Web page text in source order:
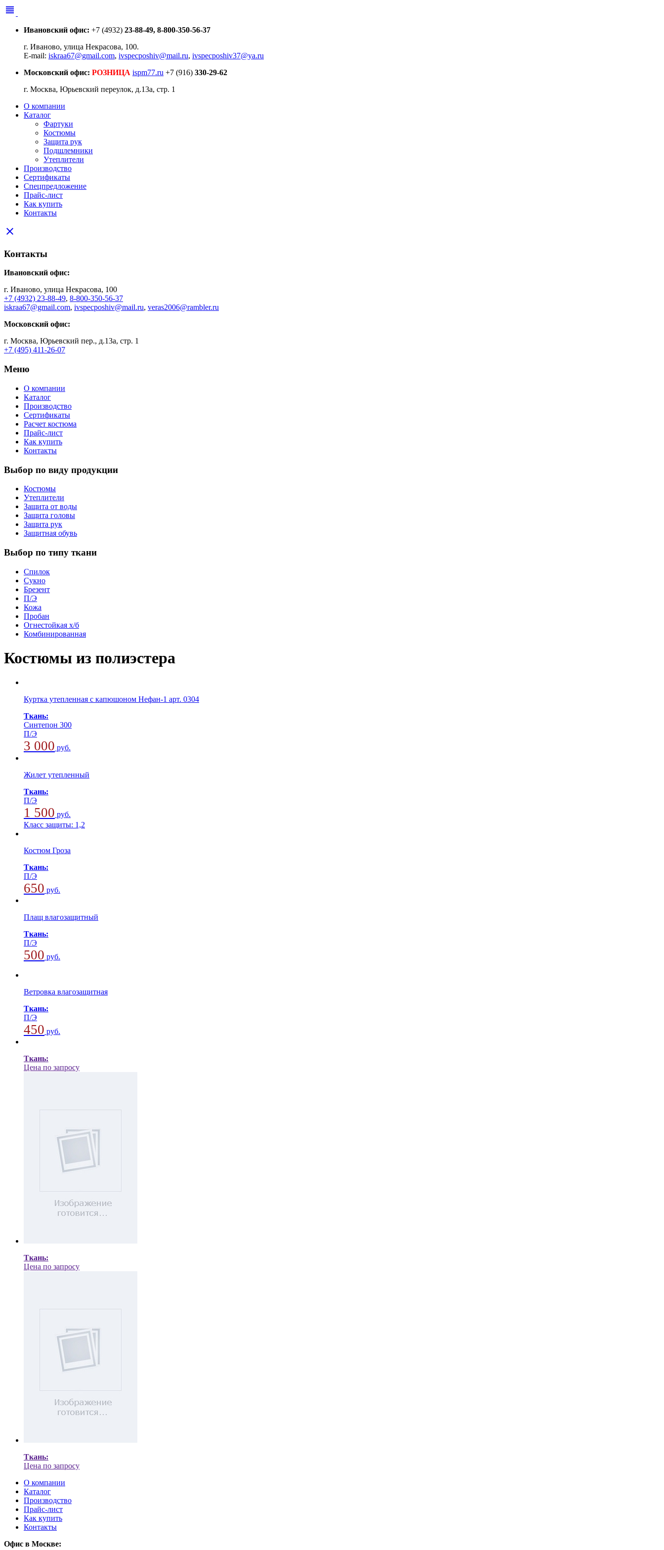
view_headline
Ивановский офис: +7 (4932) 23-88-49, 8-800-350-56-37
г. Иваново, улица Некрасова, 100.
E-mail: iskraa67@gmail.com, ivspecposhiv@mail.ru, ivspecposhiv37@ya.ru
Московский офис: РОЗНИЦА ispm77.ru +7 (916) 330-29-62
г. Москва, Юрьевский переулок, д.13а, стр. 1
О компании
Каталог
Фартуки
Костюмы
Защита рук
Подшлемники
Утеплители
Производство
Сертификаты
Спецпредложение
Прайс-лист
Как купить
Контакты
close
Контакты
Ивановский офис:
г. Иваново, улица Некрасова, 100
+7 (4932) 23-88-49, 8-800-350-56-37
iskraa67@gmail.com, ivspecposhiv@mail.ru, veras2006@rambler.ru
Московский офис:
г. Москва, Юрьевский пер., д.13а, стр. 1
+7 (495) 411-26-07
Меню
О компании
Каталог
Производство
Сертификаты
Расчет костюма
Прайс-лист
Как купить
Контакты
Выбор по виду продукции
Костюмы
Утеплители
Защита от воды
Защита головы
Защита рук
Защитная обувь
Выбор по типу ткани
Спилок
Сукно
Брезент
П/Э
Кожа
Пробан
Огнестойкая х/б
Комбини­рованная
Костюмы из полиэстера
Куртка утепленная с капюшоном Нефан-1 арт. 0304
Ткань:
Синтепон 300
П/Э
3 000 руб.
Жилет утепленный
Ткань:
П/Э
1 500 руб.
Класс защиты: 1,2
Костюм Гроза
Ткань:
П/Э
650 руб.
Плащ влагозащитный
Ткань:
П/Э
500 руб.
Ветровка влагозащитная
Ткань:
П/Э
450 руб.
Ткань:
Цена по запросу
Ткань:
Цена по запросу
Ткань:
Цена по запросу
О компании
Каталог
Производство
Прайс-лист
Как купить
Контакты
Офис в Москве: